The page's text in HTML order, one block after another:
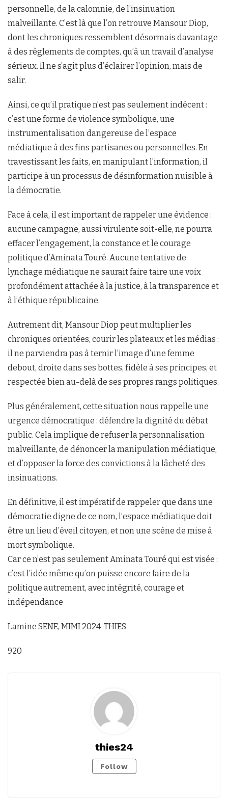
personnelle, de la calomnie, de l’insinuation
malveillante. C’est là que l’on retrouve Mansour Diop,
dont les chroniques ressemblent désormais davantage
à des règlements de comptes, qu’à un travail d’analyse
sérieux. Il ne s’agit plus d’éclairer l’opinion, mais de
salir.
Ainsi, ce qu’il pratique n’est pas seulement indécent :
c’est une forme de violence symbolique, une
instrumentalisation dangereuse de l’espace
médiatique à des fins partisanes ou personnelles. En
travestissant les faits, en manipulant l’information, il
participe à un processus de désinformation nuisible à
la démocratie.
Face à cela, il est important de rappeler une évidence :
aucune campagne, aussi virulente soit-elle, ne pourra
effacer l’engagement, la constance et le courage
politique d’Aminata Touré. Aucune tentative de
lynchage médiatique ne saurait faire taire une voix
profondément attachée à la justice, à la transparence et
à l’éthique républicaine.
Autrement dit, Mansour Diop peut multiplier les
chroniques orientées, courir les plateaux et les médias :
il ne parviendra pas à ternir l’image d’une femme
debout, droite dans ses bottes, fidèle à ses principes, et
respectée bien au-delà de ses propres rangs politiques.
Plus généralement, cette situation nous rappelle une
urgence démocratique : défendre la dignité du débat
public. Cela implique de refuser la personnalisation
malveillante, de dénoncer la manipulation médiatique,
et d’opposer la force des convictions à la lâcheté des
insinuations.
En définitive, il est impératif de rappeler que dans une
démocratie digne de ce nom, l’espace médiatique doit
être un lieu d’éveil citoyen, et non une scène de mise à
mort symbolique.
Car ce n’est pas seulement Aminata Touré qui est visée :
c’est l’idée même qu’on puisse encore faire de la
politique autrement, avec intégrité, courage et
indépendance
Lamine SENE, MIMI 2024-THIES
920
thies24
Follow